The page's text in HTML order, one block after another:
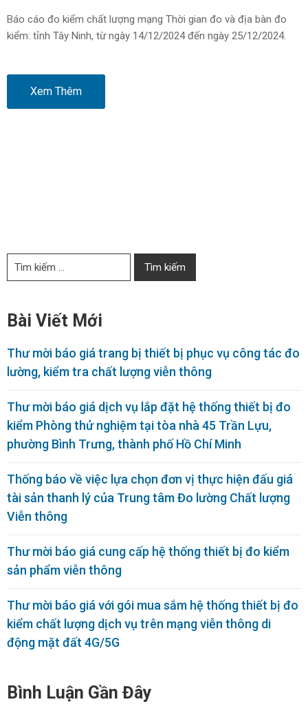
Báo cáo đo kiểm chất lượng mạng Thời gian đo và địa bàn đo
kiểm: tỉnh Tây Ninh, từ ngày 14/12/2024 đến ngày 25/12/2024.
Xem Thêm
Bài Viết Mới
Thư mời báo giá trang bị thiết bị phục vụ công tác đo
lường, kiểm tra chất lượng viễn thông
Thư mời báo giá dịch vụ lắp đặt hệ thống thiết bị đo
kiểm Phòng thử nghiệm tại tòa nhà 45 Trần Lựu,
phường Bình Trưng, thành phố Hồ Chí Minh
Thống báo về việc lựa chọn đơn vị thực hiện đấu giá
tài sản thanh lý của Trung tâm Đo lường Chất lượng
Viễn thông
Thư mời báo giá cung cấp hệ thống thiết bị đo kiểm
sản phẩm viễn thông
Thư mời báo giá với gói mua sắm hệ thống thiết bị đo
kiểm chất lượng dịch vụ trên mạng viễn thông di
động mặt đất 4G/5G
Bình Luận Gần Đây